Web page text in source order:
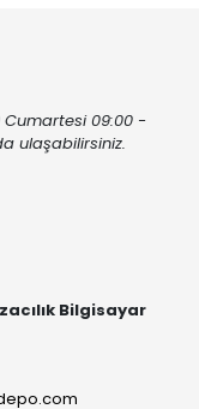
Cumartesi 09:00 -
ulaşabilirsiniz.
Bilgisayar